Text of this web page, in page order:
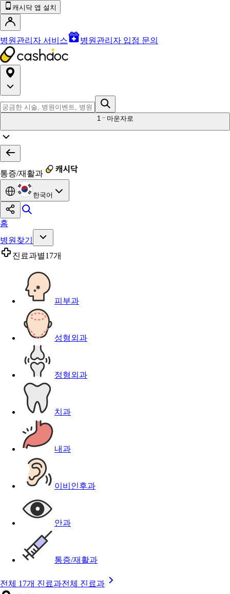
캐시닥 앱 설치
병원관리자 서비스 병원관리자 입점 문의
1 마운자로
통증/재활과
한국어
홈
병원찾기
진료과별17개
피부과
성형외과
정형외과
치과
내과
이비인후과
안과
통증/재활과
전체 17개 진료과전체 진료과